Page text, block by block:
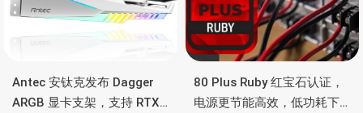
Antec 安钛克发布 Dagger
ARGB 显卡支架，支持 RTX
80 Plus Ruby 红宝石认证，
电源更节能高效，低功耗下